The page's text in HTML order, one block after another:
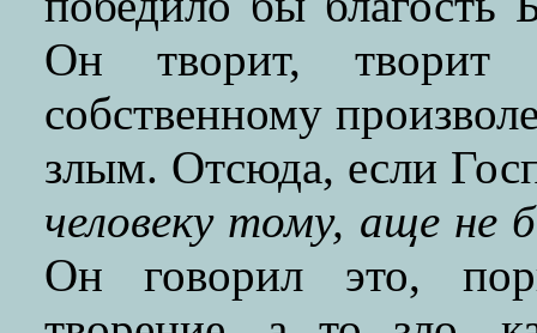
Он творит,
собственному
злым. Отсюда, если
человеку тому, аще не
Он говорил это,